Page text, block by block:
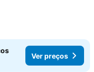
Ver preços